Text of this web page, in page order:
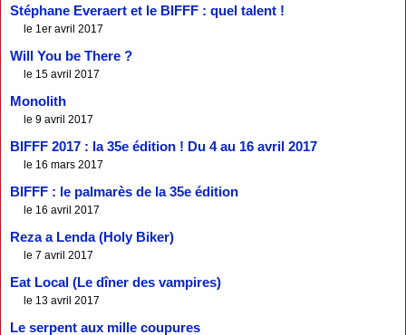
Stéphane Everaert et le BIFFF : quel talent !
le 1er avril 2017
Will You be There ?
le 15 avril 2017
Monolith
le 9 avril 2017
BIFFF 2017 : la 35e édition ! Du 4 au 16 avril 2017
le 16 mars 2017
BIFFF : le palmarès de la 35e édition
le 16 avril 2017
Reza a Lenda (Holy Biker)
le 7 avril 2017
Eat Local (Le dîner des vampires)
le 13 avril 2017
Le serpent aux mille coupures